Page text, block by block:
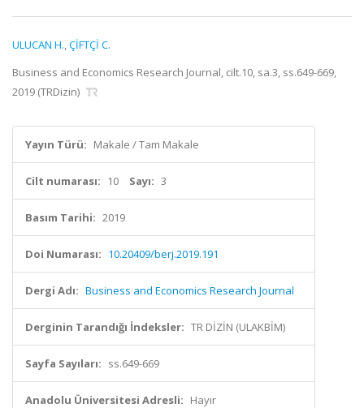
ULUCAN H.,ÇİFTÇİ C.
Business and Economics Research Journal, cilt.10, sa.3, ss.649-669,
2019 (TRDizin)
Yayın Türü: Makale / Tam Makale
Cilt numarası: 10 Sayı: 3
Basım Tarihi: 2019
Doi Numarası: 10.20409/berj.2019.191
Dergi Adı: Business and Economics Research Journal
Derginin Tarandığı İndeksler: TR DİZİN (ULAKBİM)
Sayfa Sayıları: ss.649-669
Anadolu Üniversitesi Adresli: Hayır